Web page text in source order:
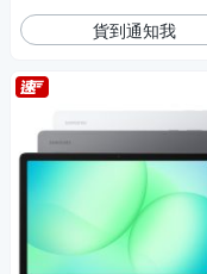
貨到通知我